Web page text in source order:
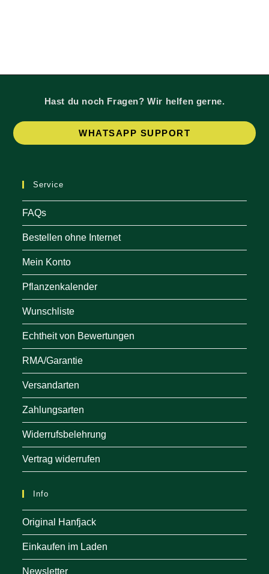
Hast du noch Fragen? Wir helfen gerne.
WHATSAPP SUPPORT
Service
FAQs
Bestellen ohne Internet
Mein Konto
Pflanzenkalender
Wunschliste
Echtheit von Bewertungen
RMA/Garantie
Versandarten
Zahlungsarten
Widerrufsbelehrung
Vertrag widerrufen
Info
Original Hanfjack
Einkaufen im Laden
Newsletter